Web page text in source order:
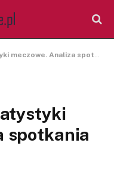
Analiza spotkania (17.05.2026)
spotkania